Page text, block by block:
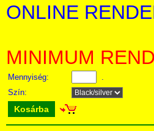
ONLINE
MINIMUM
Mennyiség:
.
Szín:
Kosárba